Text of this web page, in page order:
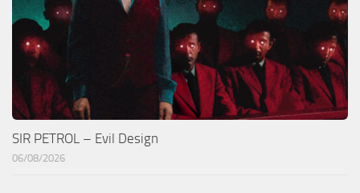
SIR PETROL – Evil Design
06/08/2026